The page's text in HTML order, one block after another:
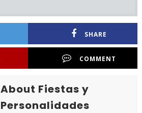
SHARE
COMMENT
About Fiestas y
Personalidades